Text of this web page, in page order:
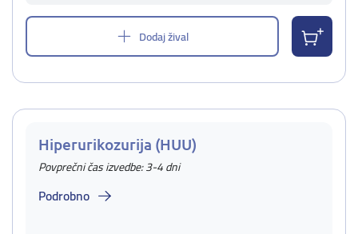
Dodaj žival
Hiperurikozurija (HUU)
Povprečni čas izvedbe: 3-4 dni
Podrobno